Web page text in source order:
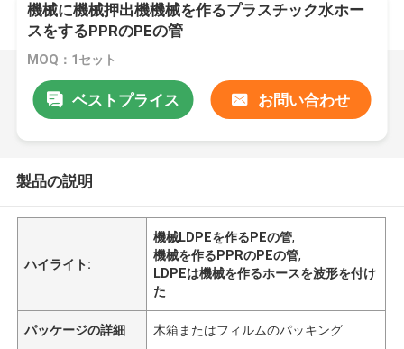
機械に機械押出機機械を作るプラスチック水ホー
スをするPPRのPEの管
MOQ：1セット
ベストプライス お問い合わせ
製品の説明
ハイライト:
機械LDPEを作るPEの管,
機械を作るPPRのPEの管,
LDPEは機械を作るホースを波形を付け
た
パッケージの詳細 木箱またはフィルムのパッキング